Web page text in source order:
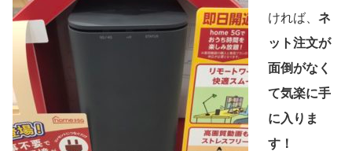
ければ、 ネ
ット注文が
面倒がなく
て気楽に手
に入りま
す！